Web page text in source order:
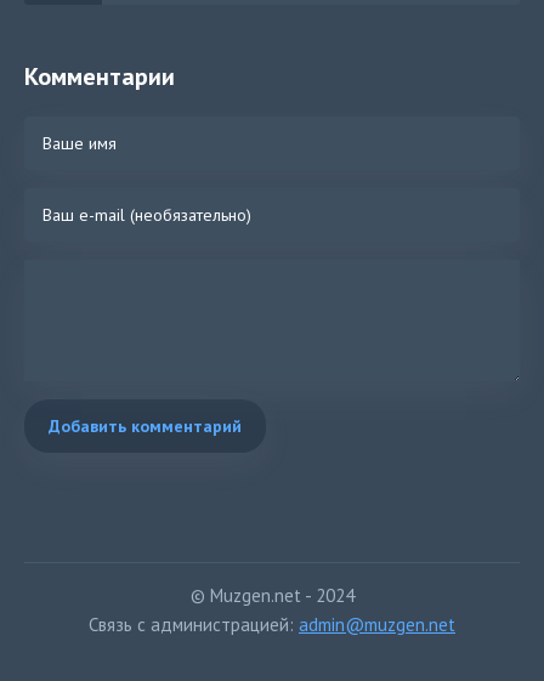
Комментарии
Добавить комментарий
© Muzgen.net - 2024
Связь с администрацией: admin@muzgen.net